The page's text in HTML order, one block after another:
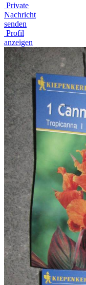
Private
Nachricht
senden
Profil
anzeigen